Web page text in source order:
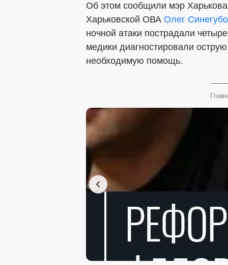
Об этом сообщили мэр
Харьковской ОВА Олег
ночной атаки пострадали
медики диагностировали
необходимую помощь.